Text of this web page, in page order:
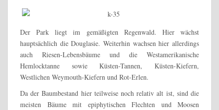
Der Park liegt im gemäßigten Regenwald. Hier wächst
hauptsächlich die Douglasie. Weiterhin wachsen hier allerdings
auch Riesen-Lebensbäume und die Westamerikanische
Hemlocktanne sowie Küsten-Tannen, Küsten-Kiefern,
Westlichen Weymouth-Kiefern und Rot-Erlen.
Da der Baumbestand hier teilweise noch relativ alt ist, sind die
meisten Bäume mit epiphytischen Flechten und Moosen